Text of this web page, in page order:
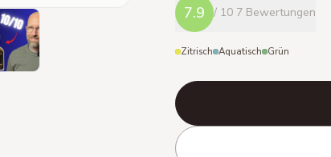
7.9 / 10 7 Bewertungen
Zitrisch Aquatisch Grün